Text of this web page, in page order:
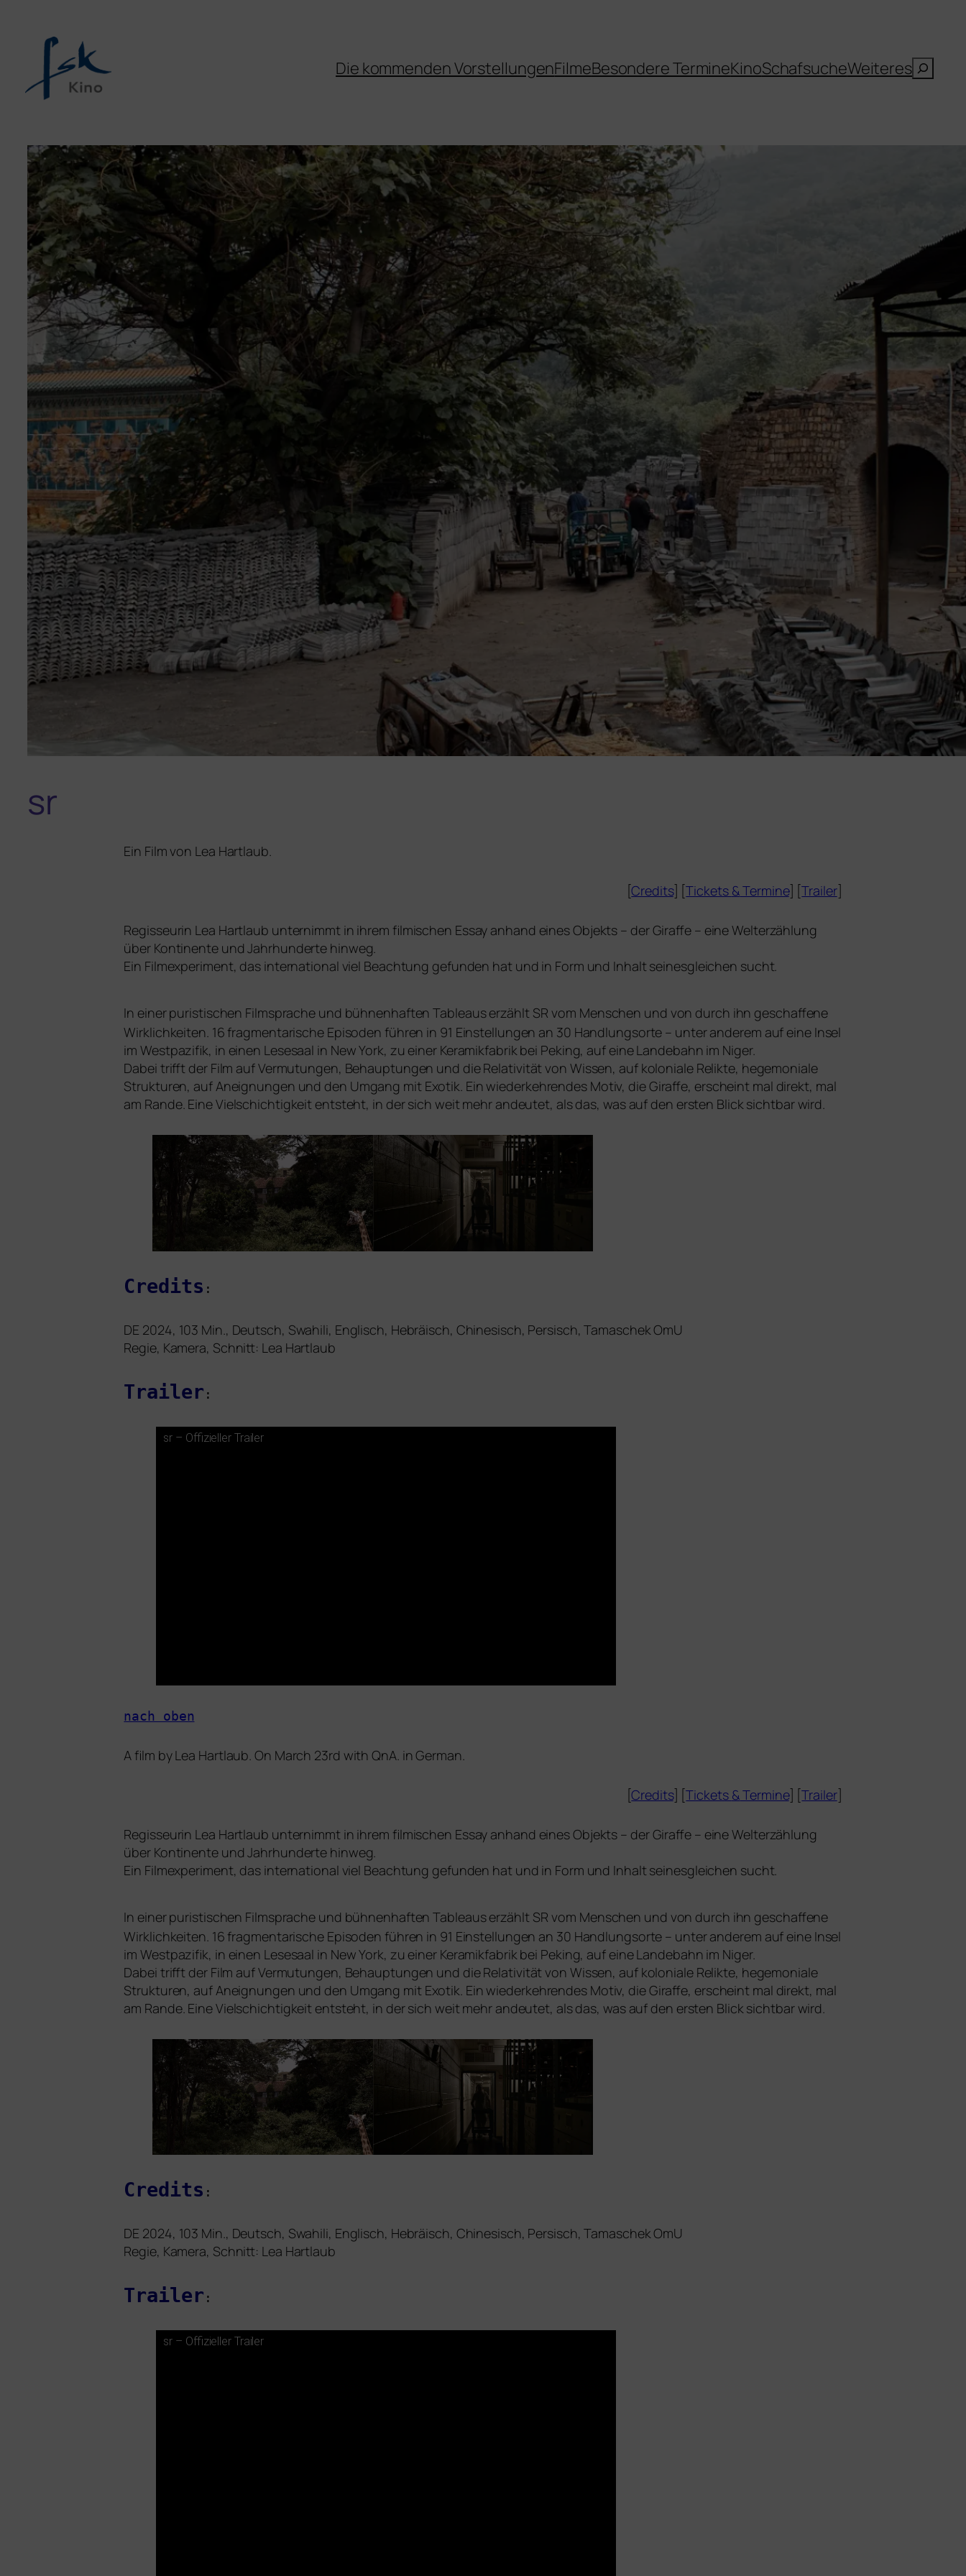
Die kommenden VorstellungenFilmeBesondere TermineKinoSchafsucheWeiteresSuchen
sr
Ein Film von Lea Hartlaub.
[Credits] [Tickets &Termine] [Trailer]
Regisseurin Lea Hartlaub unter­nimmt in ihrem fil­mi­schen Essay anhand eines Objekts – der Giraffe – eine Welterzählung
über Kontinente und Jahrhunderte hin­weg.
Ein Filmexperiment, das inter­na­tio­nal viel Beachtung gefun­den hat und in Form und Inhalt sei­nes­glei­chen sucht.
In einer puris­ti­schen Filmsprache und büh­nen­haf­ten Tableaus erzählt SR vom Menschen und von durch ihn geschaf­fe­ne
Wirklichkeiten. 16 frag­men­ta­ri­sche Episoden füh­ren in 91 Einstellungen an 30 Handlungsorte – unter ande­rem auf eine Insel
im Westpazifik, in einen Lesesaal in New York, zu einer Keramikfabrik bei Peking, auf eine Landebahn im Niger.
Dabei trifft der Film auf Vermutungen, Behauptungen und die Relativität von Wissen, auf kolo­nia­le Relikte, hege­mo­nia­le
Strukturen, auf Aneignungen und den Umgang mit Exotik. Ein wie­der­keh­ren­des Motiv, die Giraffe, erscheint mal direkt, mal
am Rande. Eine Vielschichtigkeit ent­steht, in der sich weit mehr andeu­tet, als das, was auf den ers­ten Blick sicht­bar wird.
Credits :
DE 2024, 103 Min., Deutsch, Swahili, Englisch, Hebräisch, Chinesisch, Persisch, Tamaschek OmU
Regie, Kamera, Schnitt: Lea Hartlaub
Trailer :
sr – Offizieller Trailer
nach oben
A film by Lea Hartlaub. On March 23rd with QnA. in German.
[Credits] [Tickets &Termine] [Trailer]
Regisseurin Lea Hartlaub unter­nimmt in ihrem fil­mi­schen Essay anhand eines Objekts – der Giraffe – eine Welterzählung
über Kontinente und Jahrhunderte hin­weg.
Ein Filmexperiment, das inter­na­tio­nal viel Beachtung gefun­den hat und in Form und Inhalt sei­nes­glei­chen sucht.
In einer puris­ti­schen Filmsprache und büh­nen­haf­ten Tableaus erzählt SR vom Menschen und von durch ihn geschaf­fe­ne
Wirklichkeiten. 16 frag­men­ta­ri­sche Episoden füh­ren in 91 Einstellungen an 30 Handlungsorte – unter ande­rem auf eine Insel
im Westpazifik, in einen Lesesaal in New York, zu einer Keramikfabrik bei Peking, auf eine Landebahn im Niger.
Dabei trifft der Film auf Vermutungen, Behauptungen und die Relativität von Wissen, auf kolo­nia­le Relikte, hege­mo­nia­le
Strukturen, auf Aneignungen und den Umgang mit Exotik. Ein wie­der­keh­ren­des Motiv, die Giraffe, erscheint mal direkt, mal
am Rande. Eine Vielschichtigkeit ent­steht, in der sich weit mehr andeu­tet, als das, was auf den ers­ten Blick sicht­bar wird.
Credits :
DE 2024, 103 Min., Deutsch, Swahili, Englisch, Hebräisch, Chinesisch, Persisch, Tamaschek OmU
Regie, Kamera, Schnitt: Lea Hartlaub
Trailer :
sr – Offizieller Trailer